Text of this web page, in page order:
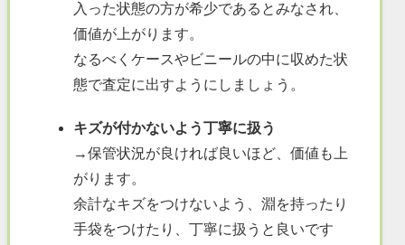
入った状態の方が希少であるとみなされ、
価値が上がります。
なるべくケースやビニールの中に収めた状
態で査定に出すようにしましょう。
キズが付かないよう丁寧に扱う
→保管状況が良ければ良いほど、価値も上
がります。
余計なキズをつけないよう、淵を持ったり
手袋をつけたり、丁寧に扱うと良いです